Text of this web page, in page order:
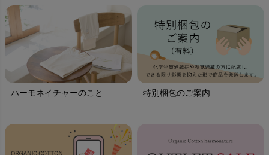
ハーモネイチャーのこと 特別梱包のご案内